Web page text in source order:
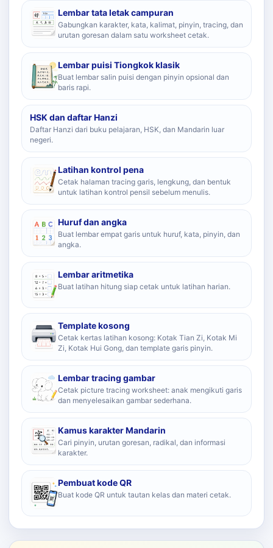
Lembar tata letak campuran
Gabungkan karakter, kata, kalimat, pinyin, tracing, dan
urutan goresan dalam satu worksheet cetak.
Lembar puisi Tiongkok klasik
Buat lembar salin puisi dengan pinyin opsional dan
baris rapi.
HSK dan daftar Hanzi
Daftar Hanzi dari buku pelajaran, HSK, dan Mandarin luar
negeri.
Latihan kontrol pena
Cetak halaman tracing garis, lengkung, dan bentuk
untuk latihan kontrol pensil sebelum menulis.
Huruf dan angka
Buat lembar empat garis untuk huruf, kata, pinyin, dan
angka.
Lembar aritmetika
Buat latihan hitung siap cetak untuk latihan harian.
Template kosong
Cetak kertas latihan kosong: Kotak Tian Zi, Kotak Mi
Zi, Kotak Hui Gong, dan template garis pinyin.
Lembar tracing gambar
Cetak picture tracing worksheet: anak mengikuti garis
dan menyelesaikan gambar sederhana.
Kamus karakter Mandarin
Cari pinyin, urutan goresan, radikal, dan informasi
karakter.
Pembuat kode QR
Buat kode QR untuk tautan kelas dan materi cetak.